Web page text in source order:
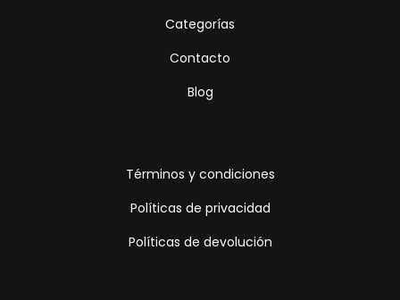
Categorías
Contacto
Blog
Términos y condiciones
Políticas de privacidad
Políticas de devolución